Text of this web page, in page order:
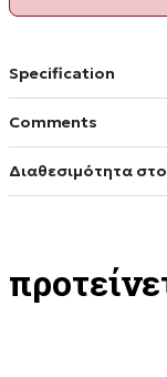
Specification
Comments
Διαθεσιμότητα